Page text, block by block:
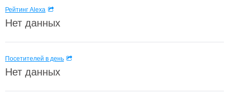
Рейтинг Alexa
Нет данных
Посетителей в день
Нет данных